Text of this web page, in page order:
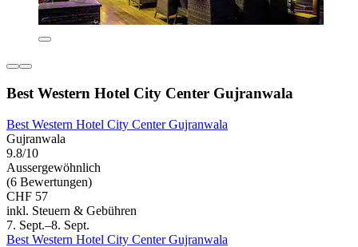
Best Western Hotel City Center Gujranwala
Best Western Hotel City Center Gujranwala
Gujranwala
9.8/10
Aussergewöhnlich
(6 Bewertungen)
CHF 57
inkl. Steuern & Gebühren
7. Sept.–8. Sept.
Best Western Hotel City Center Gujranwala